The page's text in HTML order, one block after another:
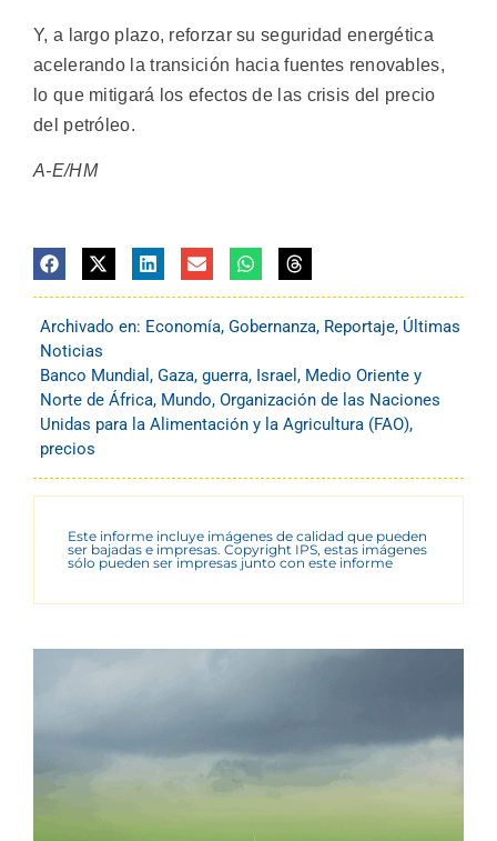
Y, a largo plazo, reforzar su seguridad energética
acelerando la transición hacia fuentes renovables,
lo que mitigará los efectos de las crisis del precio
del petróleo.
A-E/HM
Archivado en: Economía, Gobernanza, Reportaje, Últimas
Noticias
Banco Mundial , Gaza, guerra, Israel , Medio Oriente y
Norte de África, Mundo, Organización de las Naciones
Unidas para la Alimentación y la Agricultura (FAO),
precios
Este informe incluye imágenes de calidad que pueden
ser bajadas e impresas. Copyright IPS, estas imágenes
sólo pueden ser impresas junto con este informe